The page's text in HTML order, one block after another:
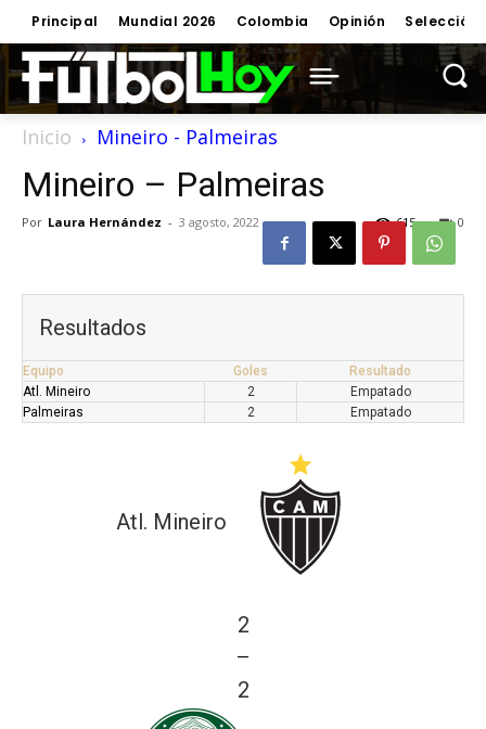
Principal Mundial 2026 Colombia Opinión Selección
Inicio Mineiro - Palmeiras
Mineiro – Palmeiras
Por Laura Hernández - 3 agosto, 2022 0
615
Resultados
Equipo Goles
Resultado
Atl. Mineiro
2
Empatado
Palmeiras
2 Empatado
Atl. Mineiro
2
—
2